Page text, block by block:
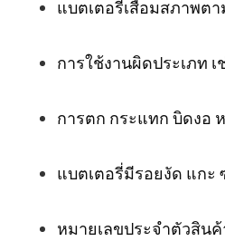
แบตเตอรี่เสื่อมสภาพต
การใช้งานผิดประเภท
การตก กระแทก บิดงอ
แบตเตอรี่มีรอยงัด แก
หมายเลขประจำตัวสิน